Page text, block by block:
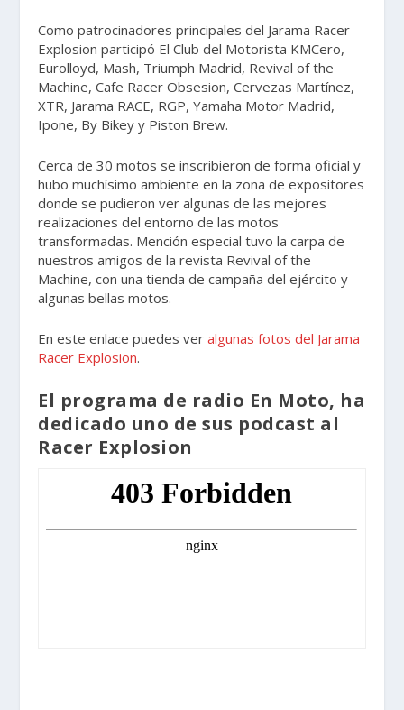
Como patrocinadores principales del Jarama Racer
Explosion participó El Club del Motorista KMCero,
Eurolloyd, Mash, Triumph Madrid, Revival of the
Machine, Cafe Racer Obsesion, Cervezas Martínez,
XTR, Jarama RACE, RGP, Yamaha Motor Madrid,
Ipone, By Bikey y Piston Brew.
Cerca de 30 motos se inscribieron de forma oficial y
hubo muchísimo ambiente en la zona de expositores
donde se pudieron ver algunas de las mejores
realizaciones del entorno de las motos
transformadas. Mención especial tuvo la carpa de
nuestros amigos de la revista Revival of the
Machine, con una tienda de campaña del ejército y
algunas bellas motos.
En este enlace puedes veralgunas fotos del Jarama
Racer Explosion.
El programa de radio En Moto, ha
dedicado uno de sus podcast al
Racer Explosion